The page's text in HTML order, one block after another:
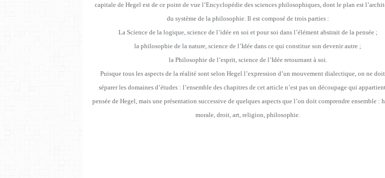
capitale de Hegel est de ce point de vue l’Encyclopédie des sciences philosophiques, dont le plan est
du système de la philosophie. Il est composé de trois parties :
La Science de la logique, science de l’idée en soi et pour soi dans l’élément abstrait de la pensée ;
la philosophie de la nature, science de l’Idée dans ce qui constitue son devenir autre ;
la Philosophie de l’esprit, science de l’Idée retournant à soi.
Puisque tous les aspects de la réalité sont selon Hegel l’expression d’un mouvement dialectique, on ne
séparer les domaines d’études : l’ensemble des chapitres de cet article n’est pas un découpage qui
pensée de Hegel, mais une présentation successive de quelques aspects que l’on doit comprendre ensemble :
morale, droit, art, religion, philosophie.